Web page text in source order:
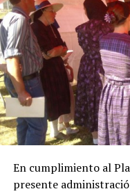
En cumplimiento al
presente